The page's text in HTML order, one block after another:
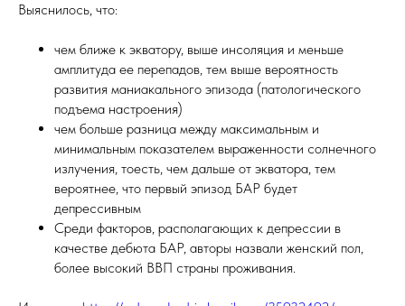
Выяснилось, что:
чем ближе к экватору, выше инсоляция и меньше
амплитуда ее перепадов, тем выше вероятность
развития маниакального эпизода (патологического
подъема настроения)
чем больше разница между максимальным и
минимальным показателем выраженности солнечного
излучения, тоесть, чем дальше от экватора, тем
вероятнее, что первый эпизод БАР будет
депрессивным
Среди факторов, располагающих к депрессии в
качестве дебюта БАР, авторы назвали женский пол,
более высокий ВВП страны проживания.